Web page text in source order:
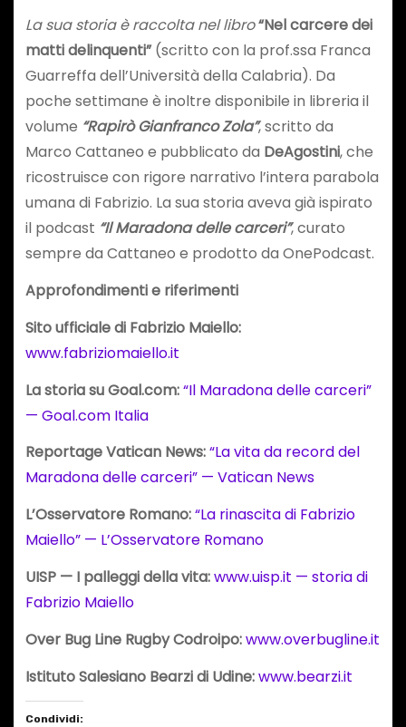
La sua storia è raccolta nel libro“Nel carcere dei
matti delinquenti”(scritto con la prof.ssa Franca
Guarreffa dell’Università della Calabria). Da
poche settimane è inoltre disponibile in libreria il
volume “Rapirò Gianfranco Zola”, scritto da
Marco Cattaneo e pubblicato da DeAgostini, che
ricostruisce con rigore narrativo l’intera parabola
umana di Fabrizio. La sua storia aveva già ispirato
il podcast “Il Maradona delle carceri”, curato
sempre da Cattaneo e prodotto da OnePodcast.
Approfondimenti e riferimenti
Sito ufficiale di Fabrizio Maiello:
www.fabriziomaiello.it
La storia su Goal.com:“Il Maradona delle carceri”
— Goal.com Italia
Reportage Vatican News:“La vita da record del
Maradona delle carceri” — Vatican News
L’Osservatore Romano:“La rinascita di Fabrizio
Maiello” — L’Osservatore Romano
UISP — I palleggi della vita:www.uisp.it — storia di
Fabrizio Maiello
Over Bug Line Rugby Codroipo:www.overbugline.it
Istituto Salesiano Bearzi di Udine:www.bearzi.it
Condividi: